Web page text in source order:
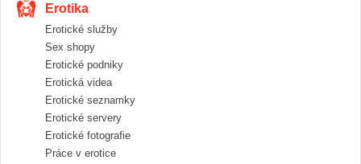
Erotika
Erotické služby
Sex shopy
Erotické podniky
Erotická videa
Erotické seznamky
Erotické servery
Erotické fotografie
Práce v erotice